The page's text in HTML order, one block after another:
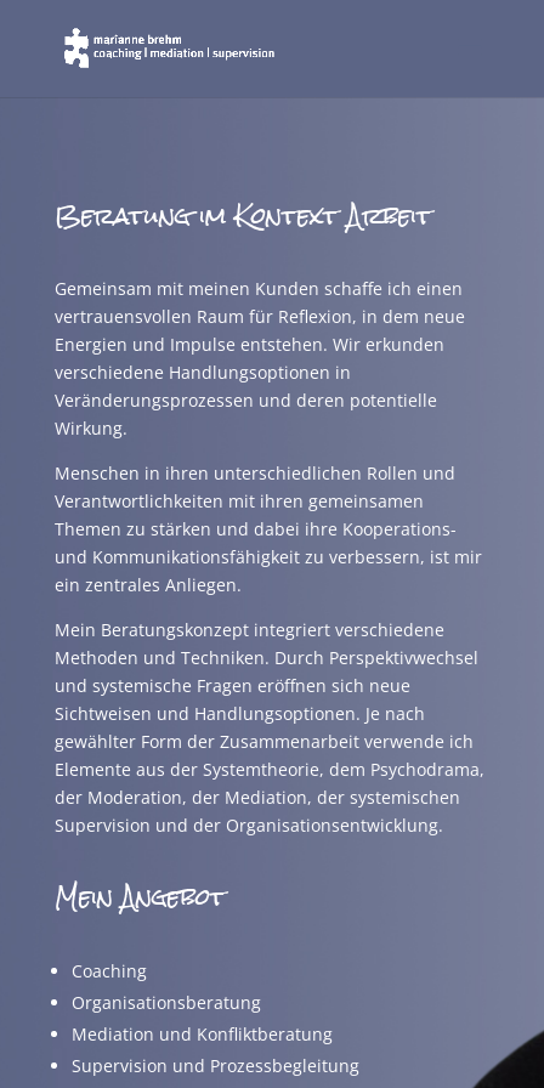
Beratung im Kontext Arbeit
Gemeinsam mit meinen Kunden schaffe ich einen
vertrauensvollen Raum für Reflexion, in dem neue
Energien und Impulse entstehen. Wir erkunden
verschiedene Handlungsoptionen in
Veränderungsprozessen und deren potentielle
Wirkung.
Menschen in ihren unterschiedlichen Rollen und
Verantwortlichkeiten mit ihren gemeinsamen
Themen zu stärken und dabei ihre Kooperations-
und Kommunikationsfähigkeit zu verbessern, ist mir
ein zentrales Anliegen.
Mein Beratungskonzept integriert verschiedene
Methoden und Techniken. Durch Perspektivwechsel
und systemische Fragen eröffnen sich neue
Sichtweisen und Handlungsoptionen. Je nach
gewählter Form der Zusammenarbeit verwende ich
Elemente aus der Systemtheorie, dem Psychodrama,
der Moderation, der Mediation, der systemischen
Supervision und der Organisationsentwicklung.
Mein Angebot
Coaching
Organisationsberatung
Mediation und Konfliktberatung
Supervision und Prozessbegleitung